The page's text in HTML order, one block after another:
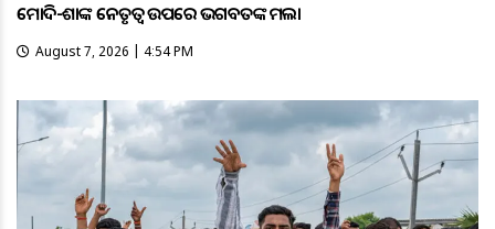
ମୋଦି-ଶାହଙ୍କ ନେତୃତ୍ୱ ଉପରେ ଭଗବତଙ୍କ ହମଲା
August 7, 2026 | 4:54 PM